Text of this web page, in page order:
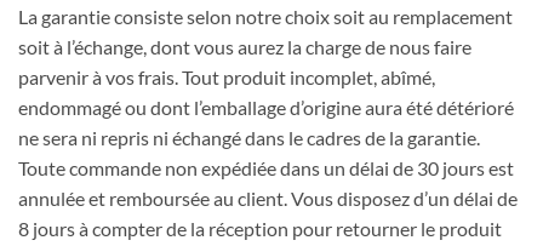
La garantie consiste selon notre choix soit au remplacement
soit à l’échange, dont vous aurez la charge de nous faire
parvenir à vos frais. Tout produit incomplet, abîmé,
endommagé ou dont l’emballage d’origine aura été détérioré
ne sera ni repris ni échangé dans le cadres de la garantie.
Toute commande non expédiée dans un délai de 30 jours est
annulée et remboursée au client. Vous disposez d’un délai de
8 jours à compter de la réception pour retourner le produit